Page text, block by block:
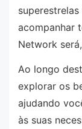
acompanhar
Network
Ao longo
explorar os
ajudando
às suas